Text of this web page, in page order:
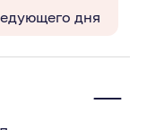
дня